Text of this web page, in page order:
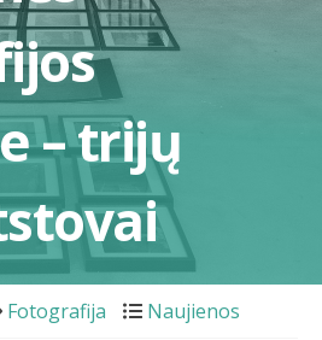
– trijų
Fotografija Naujienos